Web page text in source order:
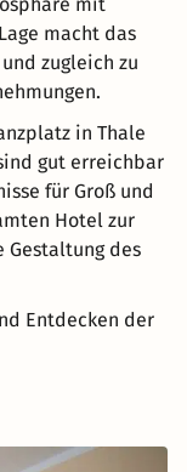
macht das
zugleich zu
in Thale
gut erreichbar
für Groß und
Hotel zur
Gestaltung des
Entdecken der